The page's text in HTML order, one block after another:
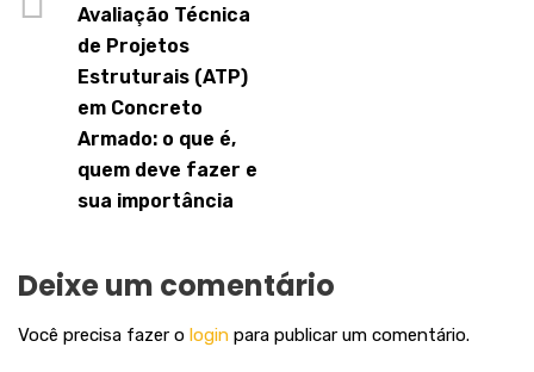
Avaliação Técnica
de Projetos
Estruturais (ATP)
em Concreto
Armado: o que é,
quem deve fazer e
sua importância
Deixe um comentário
Você precisa fazer o login para publicar um comentário.